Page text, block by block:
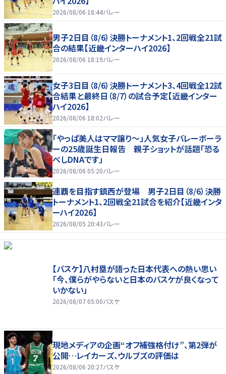
2026/08/06 18:44バレー
男子2日目（8/6）決勝トーナメント1、2回戦全21試
合の結果【近畿インターハイ2026】
2026/08/06 18:19バレー
女子3日目（8/6）決勝トーナメント3、4回戦全12試
合結果と最終日（8/7）の試合予定【近畿インター
ハイ2026】
2026/08/06 18:02バレー
「やっぱ美人はママ譲り～」人気女子バレーボーラ
ーの25歳誕生日報告 親子ショットが話題「恐る
べしDNAです」
2026/08/06 05:20バレー
連覇を目指す鎮西が登場 男子2日目（8/6）決勝
トーナメント1、2回戦全21試合を紹介【近畿インタ
ーハイ2026】
2026/08/05 20:43バレー
【バスケ】八村塁が語った日本代表への熱い思い
「今、僕らがやらないと日本のバスケが良くなって
いかない」
2026/08/07 05:00バスケ
現地メディアの企画“オフ補強格付け”、第2弾が
公開…レイカーズ、ウルブズの評価は
2026/08/06 20:27バスケ